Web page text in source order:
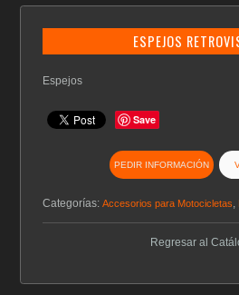
ESPEJOS
Espejos
Save
PEDIR INFORMACIÓN
Categorías:Accesorios para Motocicletas,
Regresar al